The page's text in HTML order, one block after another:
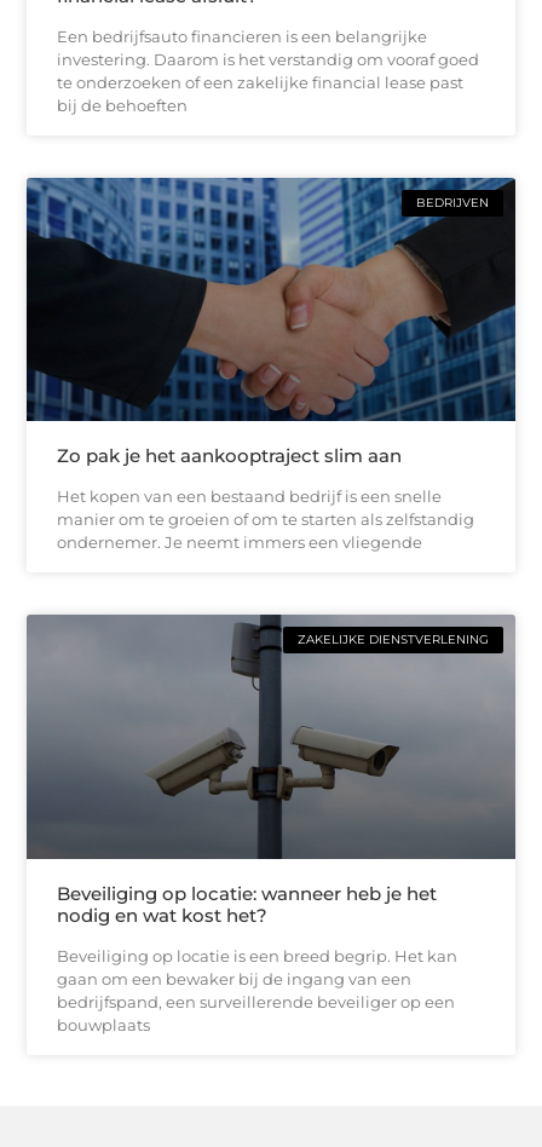
Een bedrijfsauto financieren is een belangrijke
investering. Daarom is het verstandig om vooraf goed
te onderzoeken of een zakelijke financial lease past
bij de behoeften
BEDRIJVEN
Zo pak je het aankooptraject slim aan
Het kopen van een bestaand bedrijf is een snelle
manier om te groeien of om te starten als zelfstandig
ondernemer. Je neemt immers een vliegende
ZAKELIJKE DIENSTVERLENING
Beveiliging op locatie: wanneer heb je het
nodig en wat kost het?
Beveiliging op locatie is een breed begrip. Het kan
gaan om een bewaker bij de ingang van een
bedrijfspand, een surveillerende beveiliger op een
bouwplaats